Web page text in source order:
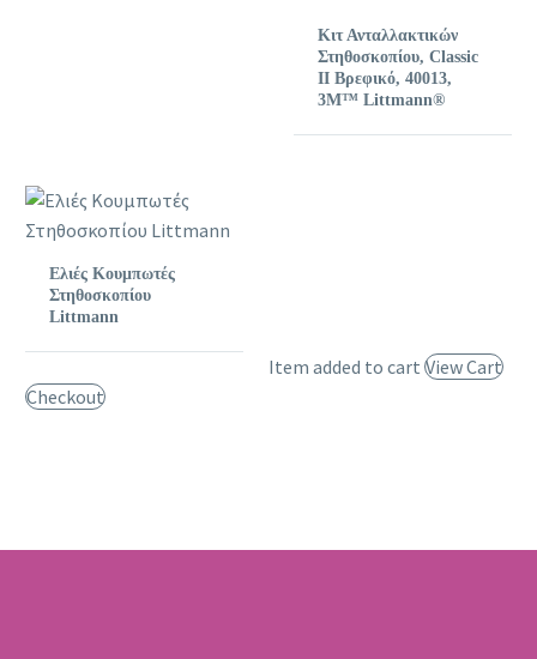
Κιτ Ανταλλακτικών
Στηθοσκοπίου, Classic
II Βρεφικό, 40013,
3M™ Littmann®
Ελιές Κουμπωτές
Στηθοσκοπίου
Littmann
Item added to cart View Cart
Checkout